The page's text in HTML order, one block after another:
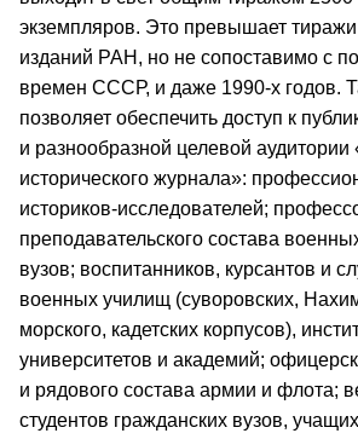
экземпляров. Это превышает
изданий РАН, но не сопоставимо с
времен СССР, и даже 1990-х годов.
позволяет обеспечить доступ к
и разнообразной целевой
исторического журнала»:
историков-исследователей;
преподавательского состава
вузов; воспитанников, курсантов и
военных училищ (суворовских,
морского, кадетских корпусов),
университетов и академий;
и рядового состава армии и флота;
студентов гражданских вузов,